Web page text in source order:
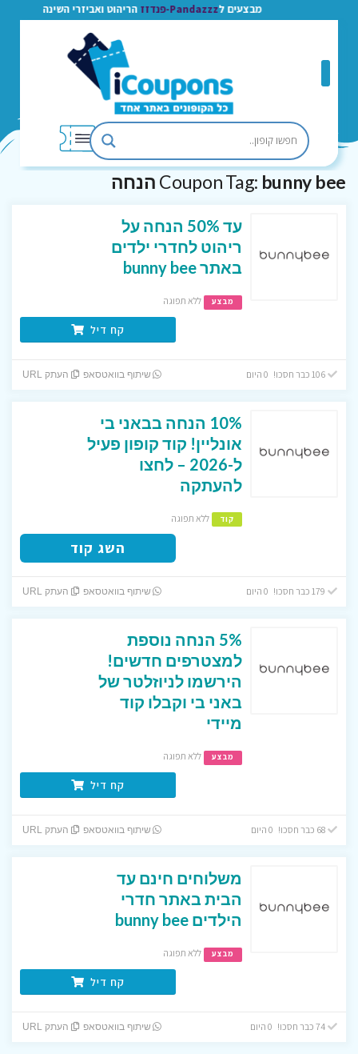
מבצעים ל Pandazzz-פנדזז הריהוט ואביזרי השינה
Coupon Tag: bunny bee הנחה
עד 50% הנחה על
ריהוט לחדרי ילדים
באתר bunny bee
מבצע ללא תפוגה
קח דיל
106 כבר חסכו! 0 היום שיתוף בוואטסאפ העתק URL
10% הנחה בבאני בי
אונליין! קוד קופון פעיל
ל-2026 – לחצו
להעתקה
קוד ללא תפוגה
השג קוד
שיתוף בוואטסאפ העתק URL
5% הנחה נוספת
למצטרפים חדשים!
הירשמו לניוזלטר של
באני בי וקבלו קוד
מיידי
מבצע ללא תפוגה
קח דיל
68 כבר חסכו! 0 היום שיתוף בוואטסאפ העתק URL
משלוחים חינם עד
הבית באתר חדרי
הילדים bunny bee
מבצע ללא תפוגה
קח דיל
74 כבר חסכו! 0 היום שיתוף בוואטסאפ העתק URL